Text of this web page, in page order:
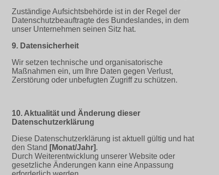
Zuständige Aufsichtsbehörde ist in der Regel der
Datenschutzbeauftragte des Bundeslandes, in dem
unser Unternehmen seinen Sitz hat.
9. Datensicherheit
Wir setzen technische und organisatorische
Maßnahmen ein, um Ihre Daten gegen Verlust,
Zerstörung oder unbefugten Zugriff zu schützen.
10. Aktualität und Änderung dieser
Datenschutzerklärung
Diese Datenschutzerklärung ist aktuell gültig und hat
den Stand [Monat/Jahr].
Durch Weiterentwicklung unserer Website oder
gesetzliche Änderungen kann eine Anpassung